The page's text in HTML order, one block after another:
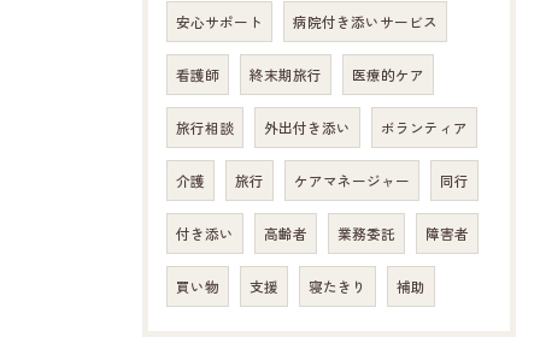
安心サポート 病院付き添いサービス
看護師 終末期旅行 医療的ケア
旅行相談 外出付き添い ボランティア
介護 旅行 ケアマネージャー 同行
付き添い 高齢者 業務委託 障害者
買い物 支援 寝たきり 補助